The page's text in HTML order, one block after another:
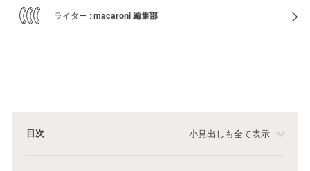
ライター :macaroni 編集部
目次 小見出しも全て表示